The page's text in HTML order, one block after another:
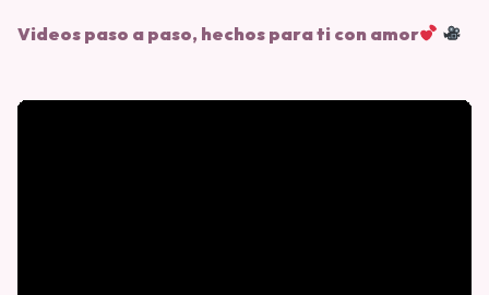
Videos paso a paso, hechos para ti con amor